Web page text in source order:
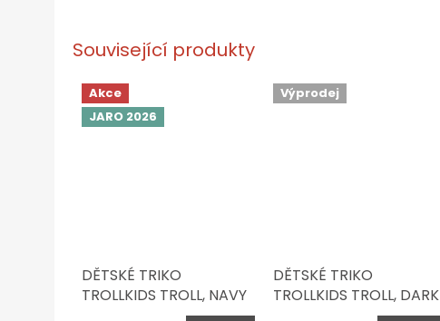
Související produkty
Akce
JARO 2026
DĚTSKÉ TRIKO
TROLLKIDS TROLL, NAVY
Výprodej
DĚTSKÉ TRIKO
TROLLKIDS TROLL, DARK
NAVY / COBALT BLUE